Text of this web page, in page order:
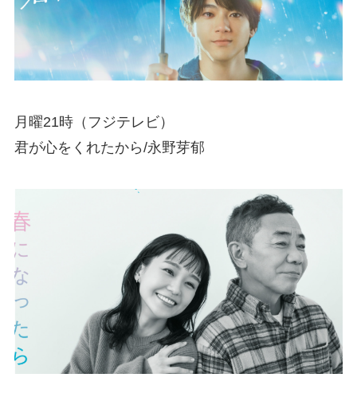
月曜21時（フジテレビ）
君が心をくれたから/永野芽郁